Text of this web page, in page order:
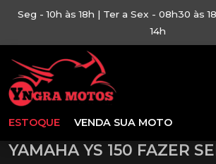
Seg - 10h às 18h | Ter a Sex - 08h30 às
14h
ESTOQUE VENDA SUA MOTO
YAMAHA YS 150 FAZER